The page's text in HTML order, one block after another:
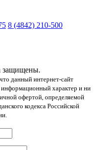
8 (4842) 210-500
защищены.
данный интернет-сайт
характер и ни
офертой, определяемой
кодекса Российской